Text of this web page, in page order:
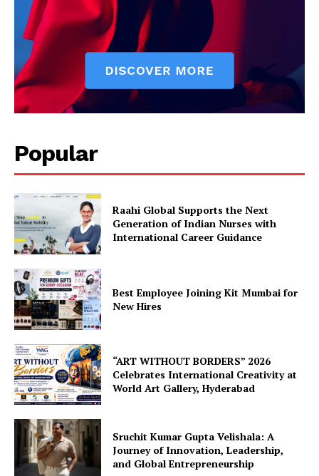
Popular
Raahi Global Supports the Next
Generation of Indian Nurses with
International Career Guidance
Best Employee Joining Kit Mumbai for
New Hires
“ART WITHOUT BORDERS” 2026
Celebrates International Creativity at
World Art Gallery, Hyderabad
Sruchit Kumar Gupta Velishala: A
Journey of Innovation, Leadership,
and Global Entrepreneurship